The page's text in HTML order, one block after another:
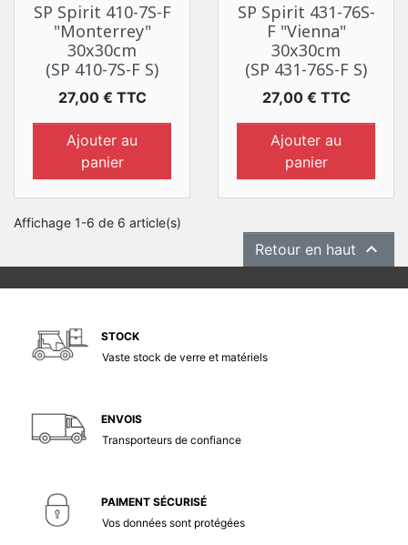
SP Spirit 410-7S-F
"Monterrey"
30x30cm
(SP 410-7S-F S)
Prix
27,00 € TTC
Ajouter au
panier
SP Spirit 431-76S-
F "Vienna"
30x30cm
(SP 431-76S-F S)
Prix
27,00 € TTC
Ajouter au
panier
Affichage 1-6 de 6 article(s)
Retour en haut 
STOCK
Vaste stock de verre et matériels
ENVOIS
Transporteurs de confiance
PAIMENT SÉCURISÉ
Vos données sont protégées